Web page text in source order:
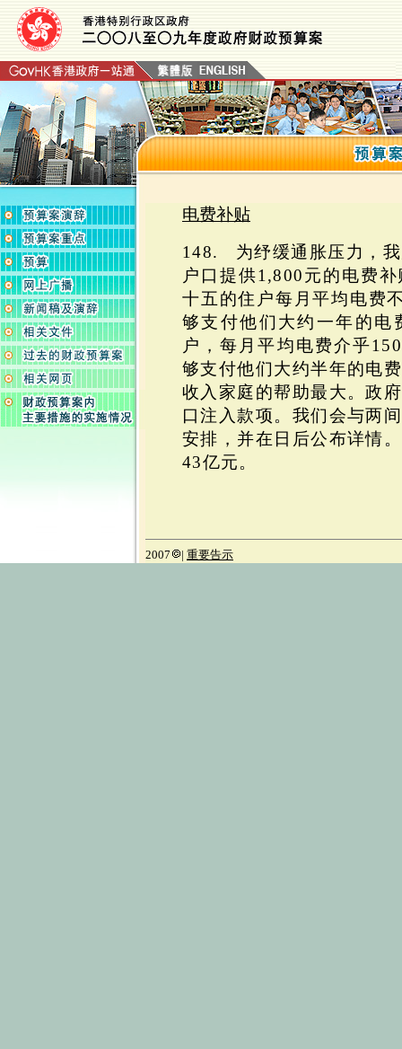
电费补贴
148. 为纾缓通胀压力，
户口提供1,800元的电费
十五的住户每月平均电费
够支付他们大约一年的电
户，每月平均电费介乎
够支付他们大约半年的电
收入家庭的帮助最大。政
口注入款项。我们会与两
安排，并在日后公布详情
43亿元。
2007 | 重要告示